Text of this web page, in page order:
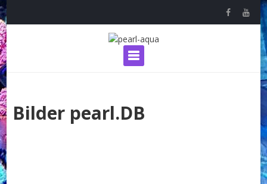
Skip
to
content
Bilder pearl.DB